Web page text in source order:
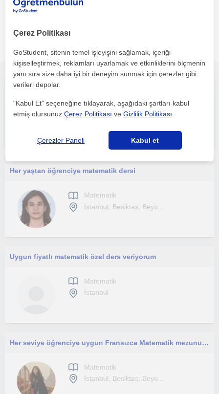
Istanbul, Üsküdar, Besiktas, Beyoglu bölgesinde ilginizi
çekebilecek diğer Matematik öğretmenleri
Matematik
Her yaştan öğrenciye matematik dersi
Matematik
İstanbul, Besiktas, Beyo...
Uygun fiyatlı matematik özel ders veriyorum
Matematik
İstanbul
Her seviye öğrenciye uygun Fransızca Matematik mezunundan özel ders
Matematik
İstanbul, Besiktas, Beyo...
Çerez Politikası
GoStudent, sitenin temel işleyişini sağlamak, içeriği
kişiselleştirmek, reklamları uyarlamak ve etkinliklerini ölçmenin
yanı sıra size daha iyi bir deneyim sunmak için çerezler gibi
verileri depolar.
"Kabul Et" seçeneğine tıklayarak, aşağıdaki şartları kabul
etmiş olursunuzÇerez Politikası veGizlilik Politikası
Çerezler Paneli Kabul et